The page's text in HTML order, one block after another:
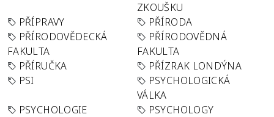
ZKOUŠKU
PŘÍPRAVY
PŘÍRODA
PŘÍRODOVĚDECKÁ
FAKULTA
PŘÍRODOVĚDNÁ
FAKULTA
PŘÍRUČKA
PŘÍZRAK LONDÝNA
PSI
PSYCHOLOGICKÁ
VÁLKA
PSYCHOLOGIE
PSYCHOLOGY